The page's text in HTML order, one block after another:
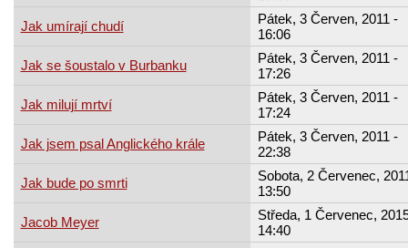
Jak umírají chudí
Pátek, 3 Červen, 2011 -
16:06
Jak se šoustalo v Burbanku
Pátek, 3 Červen, 2011 -
17:26
Jak milují mrtví
Pátek, 3 Červen, 2011 -
17:24
Jak jsem psal Anglického krále
Pátek, 3 Červen, 2011 -
22:38
Jak bude po smrti
Sobota, 2 Červenec,
13:50
Jacob Meyer
Středa, 1 Červenec,
14:40